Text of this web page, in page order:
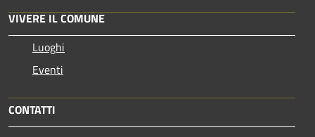
VIVERE IL COMUNE
Luoghi
Eventi
CONTATTI